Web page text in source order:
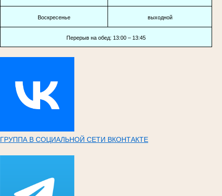
Воскресенье выходной
Перерыв на обед: 13:00 – 13:45
ГРУППА В СОЦИАЛЬНОЙ СЕТИ ВКОНТАКТЕ